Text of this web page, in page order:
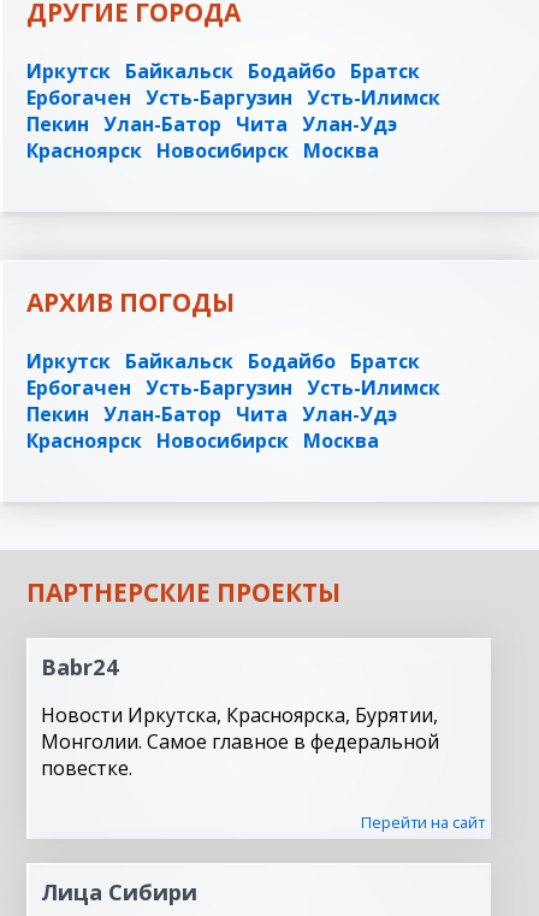
ДРУГИЕ ГОРОДА
Иркутск Байкальск Бодайбо Братск
Ербогачен Усть-Баргузин Усть-Илимск
Пекин Улан-Батор Чита Улан-Удэ
Красноярск Новосибирск Москва
АРХИВ ПОГОДЫ
Иркутск Байкальск Бодайбо Братск
Ербогачен Усть-Баргузин Усть-Илимск
Пекин Улан-Батор Чита Улан-Удэ
Красноярск Новосибирск Москва
ПАРТНЕРСКИЕ ПРОЕКТЫ
Babr24
Новости Иркутска, Красноярска, Бурятии,
Монголии. Самое главное в федеральной
повестке.
Перейти на сайт
Лица Сибири